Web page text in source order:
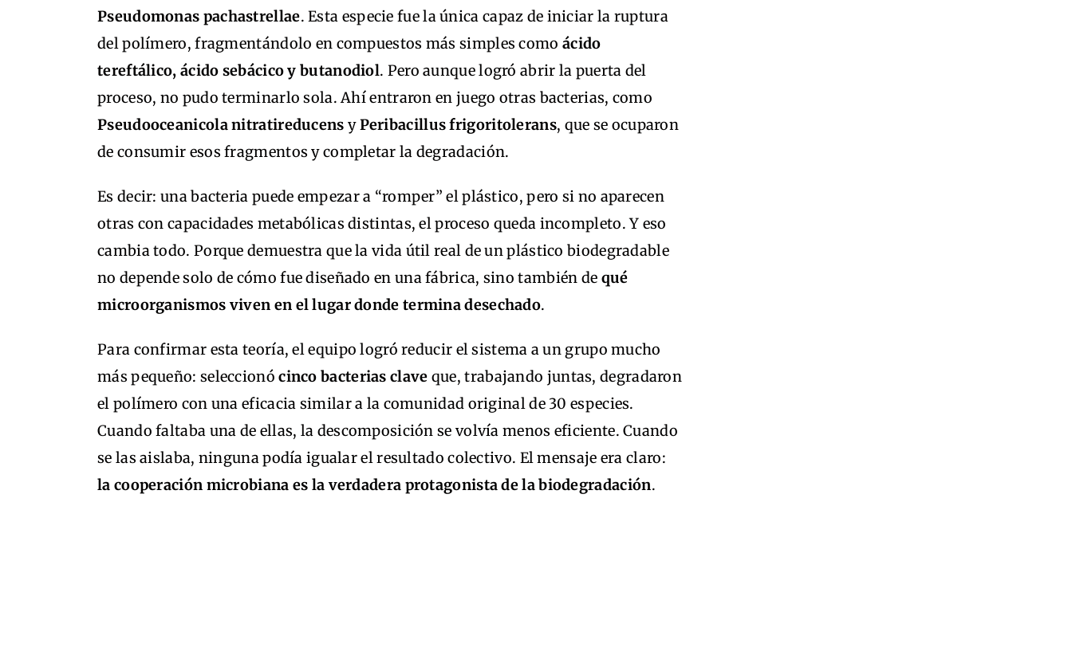
Pseudomonas pachastrellae. Esta especie fue la única capaz de iniciar la ruptura
del polímero, fragmentándolo en compuestos más simples como ácido
tereftálico, ácido sebácico y butanodiol. Pero aunque logró abrir la puerta del
proceso, no pudo terminarlo sola. Ahí entraron en juego otras bacterias, como
Pseudooceanicola nitratireducens yPeribacillus frigoritolerans, que se ocuparon
de consumir esos fragmentos y completar la degradación.
Es decir: una bacteria puede empezar a “romper” el plástico, pero si no aparecen
otras con capacidades metabólicas distintas, el proceso queda incompleto. Y eso
cambia todo. Porque demuestra que la vida útil real de un plástico biodegradable
no depende solo de cómo fue diseñado en una fábrica, sino también de qué
microorganismos viven en el lugar donde termina desechado.
Para confirmar esta teoría, el equipo logró reducir el sistema a un grupo mucho
más pequeño: seleccionócinco bacterias clave que, trabajando juntas, degradaron
el polímero con una eficacia similar a la comunidad original de 30 especies.
Cuando faltaba una de ellas, la descomposición se volvía menos eficiente. Cuando
se las aislaba, ninguna podía igualar el resultado colectivo. El mensaje era claro:
la cooperación microbiana es la verdadera protagonista de la biodegradación.